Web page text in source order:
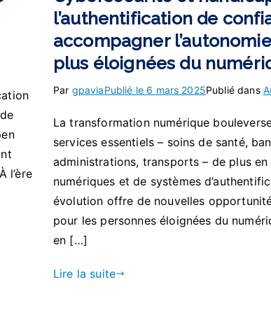
l’ère
l’authentification de
accompagner
plus éloignées du
Par gpaviaPublié le 6 mars 2025Publié dans
La transformation numérique
services essentiels – soins de santé,
administrations, transports – de plus
numériques et de systèmes
évolution offre de nouvelles
pour les personnes éloignées du
en […]
Lire la suite